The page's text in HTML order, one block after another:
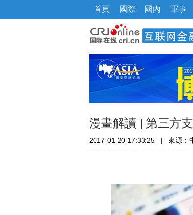
首頁 國際 國內 軍事
漫畫解讀 | 第三方
2017-01-20 17:33:25 | 來源：